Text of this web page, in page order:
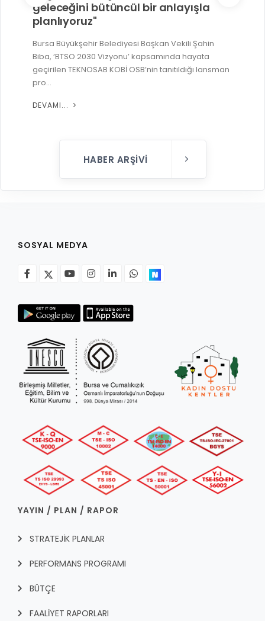
geleceğini bütüncül bir anlayışla
planlıyoruz"
Bursa Büyükşehir Belediyesi Başkan Vekili Şahin
Biba, ‘BTSO 2030 Vizyonu’ kapsamında hayata
geçirilen TEKNOSAB KOBİ OSB’nin tanıtıldığı lansman
pro...
DEVAMI...
HABER ARŞIVI
SOSYAL MEDYA
YAYIN / PLAN / RAPOR
STRATEJİK PLANLAR
PERFORMANS PROGRAMI
BÜTÇE
FAALİYET RAPORLARI